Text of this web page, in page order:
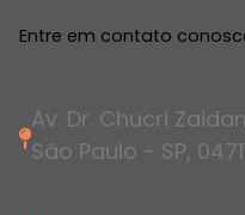
Entre em contato
Av. Dr. Chucri
São Paulo - SP,